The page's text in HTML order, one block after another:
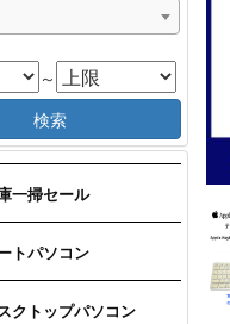
～
検索
一掃セール
トパソコン
クトップパソコン